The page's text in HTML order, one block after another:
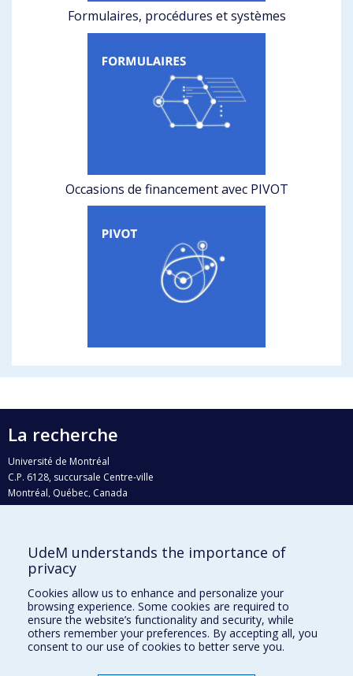
Formulaires, procédures et systèmes
Occasions de financement avec PIVOT
La recherche
Université de Montréal
C.P. 6128, succursale Centre-ville
Montréal, Québec, Canada
H3C 3J7
Qui fait quoi?
Nous trouver
Plan du site
Accessibilité
UdeM understands the importance of
privacy
Cookies allow us to enhance and personalize your
browsing experience. Some cookies are required to
ensure the website’s functionality and security, while
others remember your preferences. By accepting all, you
consent to our use of cookies to better serve you.